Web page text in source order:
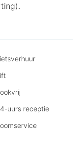
uurs receptie